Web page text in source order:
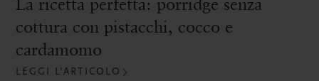
cottura con pistacchi, cocco e
cardamomo
LEGGI L’ARTICOLO